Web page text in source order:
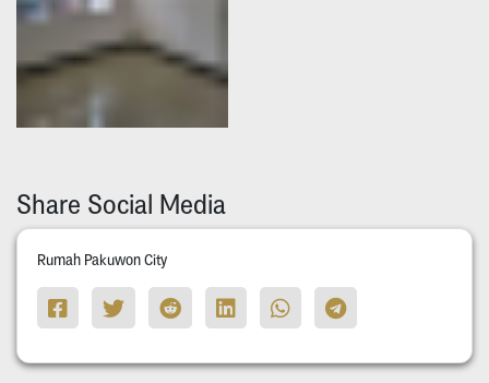
Share Social Media
Rumah Pakuwon City